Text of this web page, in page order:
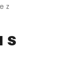
z
s